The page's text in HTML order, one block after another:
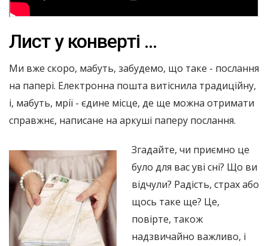
Лист у конверті ...
Ми вже скоро, мабуть, забудемо, що таке - послання
на папері. Електронна пошта витіснила традиційну,
і, мабуть, мрії - єдине місце, де ще можна отримати
справжнє, написане на аркуші паперу послання.
Згадайте, чи приємно це
було для вас уві сні? Що ви
відчули? Радість, страх або
щось таке ще? Це,
повірте, також
надзвичайно важливо, і